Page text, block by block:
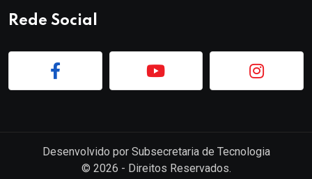
Rede Social
Desenvolvido por Subsecretaria de Tecnologia
© 2026 - Direitos Reservados.